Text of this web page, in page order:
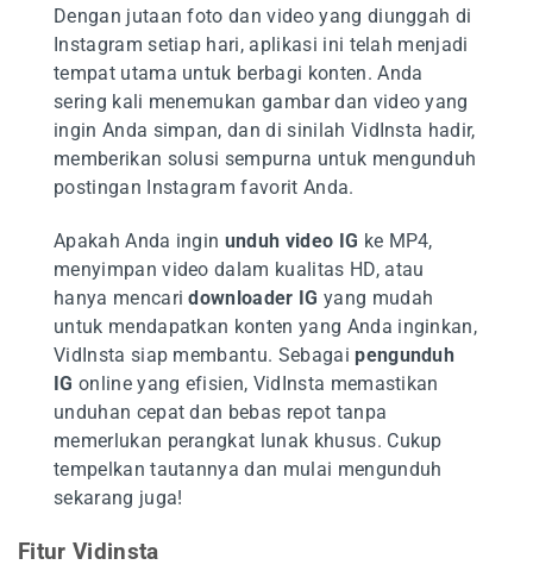
Dengan jutaan foto dan video yang diunggah di
Instagram setiap hari, aplikasi ini telah menjadi
tempat utama untuk berbagi konten. Anda
sering kali menemukan gambar dan video yang
ingin Anda simpan, dan di sinilah VidInsta hadir,
memberikan solusi sempurna untuk mengunduh
postingan Instagram favorit Anda.
Apakah Anda ingin unduh video IG ke MP4,
menyimpan video dalam kualitas HD, atau
hanya mencaridownloader IG yang mudah
untuk mendapatkan konten yang Anda inginkan,
VidInsta siap membantu. Sebagaipengunduh
IG online yang efisien, VidInsta memastikan
unduhan cepat dan bebas repot tanpa
memerlukan perangkat lunak khusus. Cukup
tempelkan tautannya dan mulai mengunduh
sekarang juga!
Fitur Vidinsta